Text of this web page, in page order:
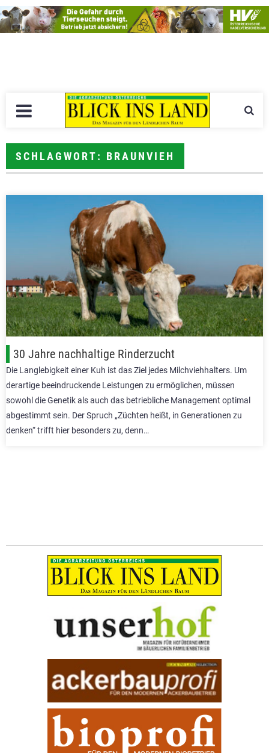
SCHLAGWORT: BRAUNVIEH
30 Jahre nachhaltige Rinderzucht
Die Langlebigkeit einer Kuh ist das Ziel jedes Milchviehhalters. Um
derartige beeindruckende Leistungen zu ermöglichen, müssen
sowohl die Genetik als auch das betriebliche Management optimal
abgestimmt sein. Der Spruch „Züchten heißt, in Generationen zu
denken“ trifft hier besonders zu, denn…